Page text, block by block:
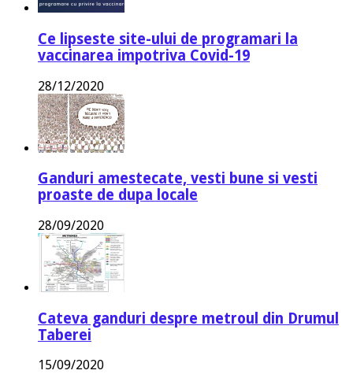
Ce lipseste site-ului de programari la
vaccinarea impotriva Covid-19
28/12/2020
Ganduri amestecate, vesti bune si vesti
proaste de dupa locale
28/09/2020
Cateva ganduri despre metroul din Drumul
Taberei
15/09/2020